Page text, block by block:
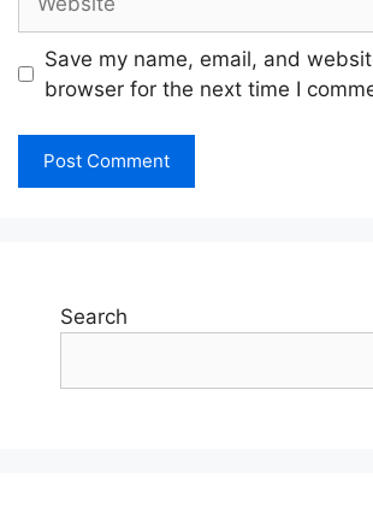
Save my name, email, and
browser for the next time I
Search